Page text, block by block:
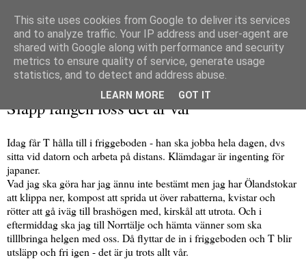
Släpp fången loss det är vår
Idag får T hålla till i friggeboden - han ska jobba hela dagen, dvs
sitta vid datorn och arbeta på distans. Klämdagar är ingenting för
japaner.
Vad jag ska göra har jag ännu inte bestämt men jag har Ölandstokar
att klippa ner, kompost att sprida ut över rabatterna, kvistar och
rötter att gå iväg till brashögen med, kirskål att utrota. Och i
eftermiddag ska jag till Norrtälje och hämta vänner som ska
tilllbringa helgen med oss. Då flyttar de in i friggeboden och T blir
utsläpp och fri igen - det är ju trots allt vår.
This site uses cookies from Google to deliver its services
and to analyze traffic. Your IP address and user-agent are
shared with Google along with performance and security
metrics to ensure quality of service, generate usage
statistics, and to detect and address abuse.
LEARN MORE GOT IT